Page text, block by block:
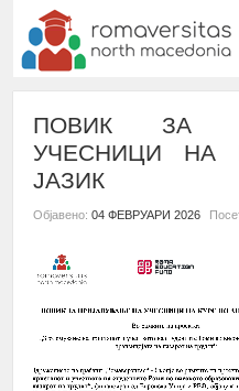
ПОВИК ЗА
УЧЕСНИЦИ НА
ЈАЗИК
Објавено: 04 ФЕВРУАРИ 2026